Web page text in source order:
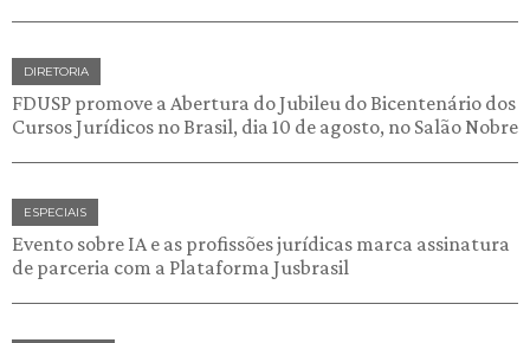
DIRETORIA
FDUSP promove a Abertura do Jubileu do Bicentenário dos
Cursos Jurídicos no Brasil, dia 10 de agosto, no Salão Nobre
ESPECIAIS
Evento sobre IA e as profissões jurídicas marca assinatura
de parceria com a Plataforma Jusbrasil